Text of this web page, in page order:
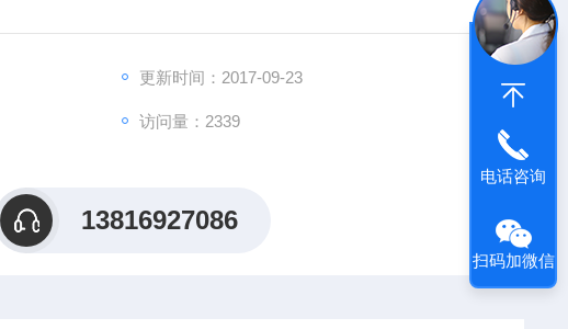
更新时间：2017-09-23
访问量：2339
13816927086
电话咨询
扫码加微信